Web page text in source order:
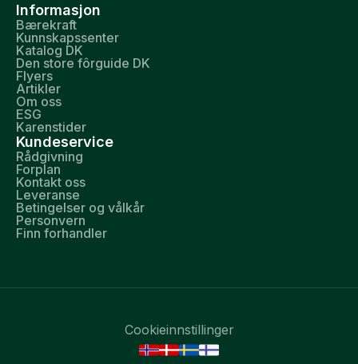
Informasjon
Bærekraft
Kunnskapssenter
Katalog DK
Den store fôrguide DK
Flyers
Artikler
Om oss
ESG
Karenstider
Kundeservice
Rådgivning
Forplan
Kontakt oss
Leveranse
Betingelser og vålkår
Personvern
Finn forhandler
Cookieinnstillinger